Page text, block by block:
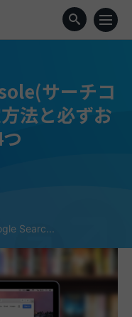
サーチコ
法と必ずお
Searc...